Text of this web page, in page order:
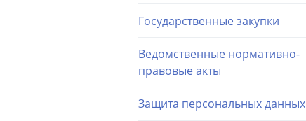
Государственные закупки
Ведомственные нормативно-
правовые акты
Защита персональных данных